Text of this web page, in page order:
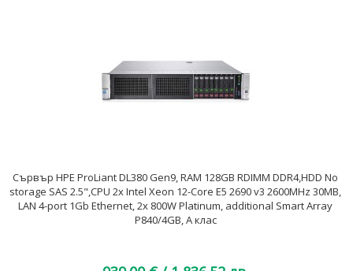
Сървър HPE ProLiant DL380 Gen9, RAM 128GB RDIMM DDR4,HDD No
storage SAS 2.5",CPU 2x Intel Xeon 12-Core E5 2690 v3 2600MHz 30MB,
LAN 4-port 1Gb Ethernet, 2x 800W Platinum, additional Smart Array
P840/4GB, A клас